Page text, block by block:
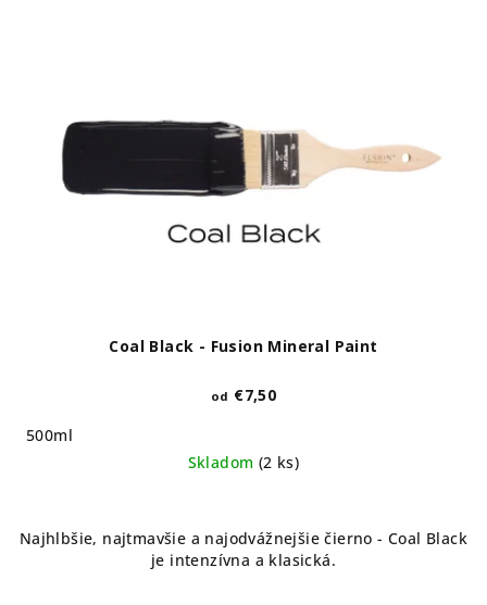
Coal Black - Fusion Mineral Paint
od €7,50
500ml
Skladom (2 ks)
Najhlbšie, najtmavšie a najodvážnejšie čierno - Coal Black
je intenzívna a klasická.